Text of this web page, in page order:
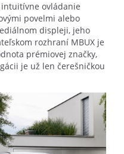
intuitívne ovládanie
povelmi alebo
displeji, jeho
rozhraní MBUX je
prémiovej značky,
je už len čerešničkou